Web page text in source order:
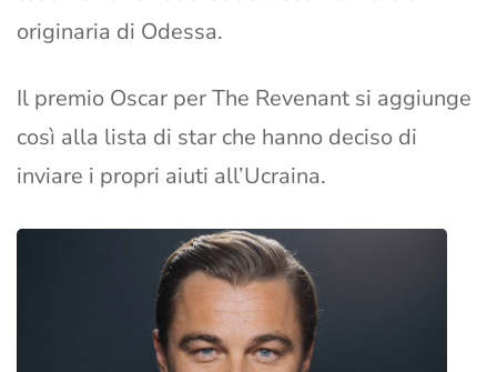
originaria di Odessa.
Il premio Oscar per The Revenant si aggiunge
così alla lista di star che hanno deciso di
inviare i propri aiuti all’Ucraina.